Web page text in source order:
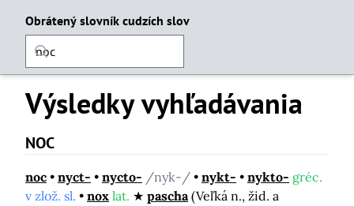
Obrátený slovník cudzích slov
Výsledky vyhľadávania
NOC
noc nyct- nycto- /nyk-/ nykt- nykto- gréc.
v zlož. sl.
nox lat. pascha (Veľká n., žid. a